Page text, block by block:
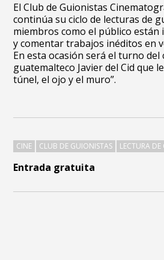
Entrada gratuita
El Club de Guionistas
continúa su ciclo de lecturas de
miembros como el público están
y comentar trabajos inéditos en
En esta ocasión será el turno del
guatemalteco Javier del Cid que
túnel, el ojo y el muro”.
CINE CLUB DE GUIONISTAS LECTURA